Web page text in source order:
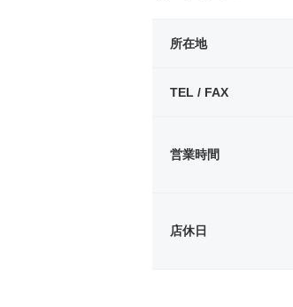
所在地
TEL / FAX
営業時間
店休日